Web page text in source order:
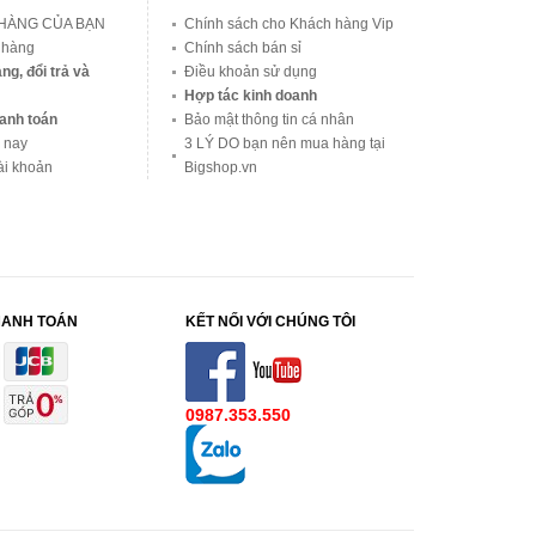
CỦA BẠN
đổi trả và
toán
nay
khoản
Chính sách cho Khách hàng Vip
Chính sách bán sỉ
Điều khoản sử dụng
Hợp tác kinh doanh
Bảo mật thông tin cá nhân
3 LÝ DO bạn nên mua hàng tại
Bigshop.vn
KẾT NỐI VỚI CHÚNG TÔI
0987.353.550
TOÁN